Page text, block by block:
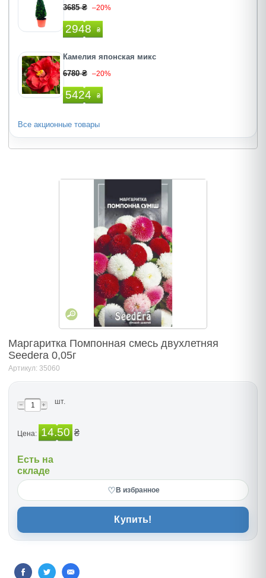
3685 ₴ –20%
2948 ₴
Камелия японская микс
6780 ₴ –20%
5424 ₴
Все акционные товары
Маргаритка Помпонная смесь двухлетняя
Seedera 0,05г
Артикул: 35060
шт.
Цена: 14.50 ₴
Есть на
складе
♡ В избранное
Купить!